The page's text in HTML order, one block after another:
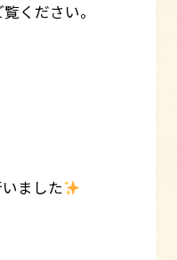
ください。
ました